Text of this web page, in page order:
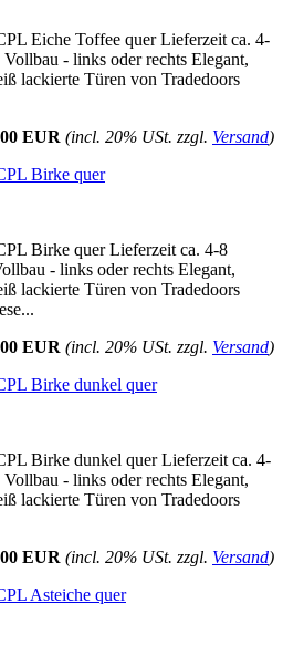
Eiche Toffee quer Lieferzeit ca. 4-
- links oder rechts Elegant,
lackierte Türen von Tradedoors
EUR (incl. 20% USt. zzgl. Versand)
Birke quer
Birke quer Lieferzeit ca. 4-8
- links oder rechts Elegant,
lackierte Türen von Tradedoors
EUR (incl. 20% USt. zzgl. Versand)
Birke dunkel quer
Birke dunkel quer Lieferzeit ca. 4-
- links oder rechts Elegant,
lackierte Türen von Tradedoors
EUR (incl. 20% USt. zzgl. Versand)
Asteiche quer